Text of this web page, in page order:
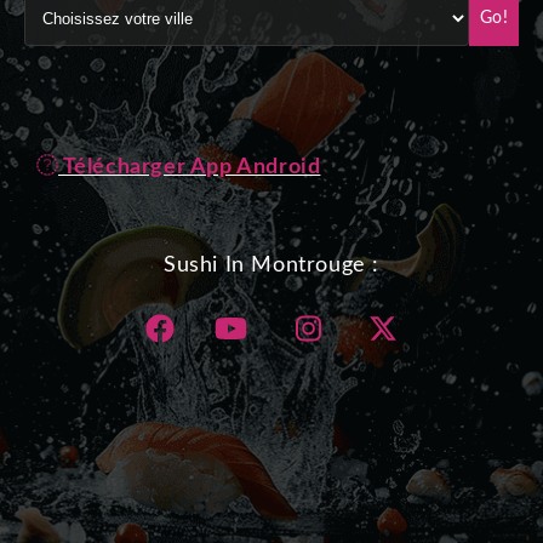
Go!
Télécharger App Android
Sushi In Montrouge :